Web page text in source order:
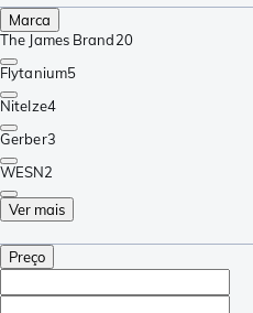
Marca
The James Brand20
Flytanium5
NiteIze4
Gerber3
WESN2
Ver mais
Preço